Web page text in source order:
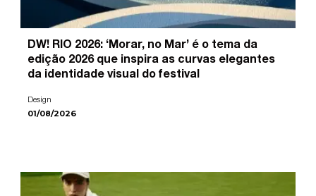
DW! RIO 2026: ‘Morar, no Mar’ é o tema da
edição 2026 que inspira as curvas elegantes
da identidade visual do festival
Design
01/08/2026